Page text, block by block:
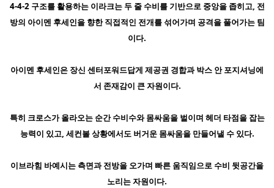
4-4-2 구조를 활용하는 이라크는 두 줄 수비를 기반으로 중앙을 좁히고, 전
방의 아이멘 후세인을 향한 직접적인 전개를 섞어가며 공격을 풀어가는 팀
이다.
아이멘 후세인은 장신 센터포워드답게 제공권 경합과 박스 안 포지셔닝에
서 존재감이 큰 자원이다.
특히 크로스가 올라오는 순간 수비수와 몸싸움을 벌이며 헤더 타점을 잡는
능력이 있고, 세컨볼 상황에서도 버거운 몸싸움을 만들어낼 수 있다.
이브라힘 바예시는 측면과 전방을 오가며 빠른 움직임으로 수비 뒷공간을
노리는 자원이다.